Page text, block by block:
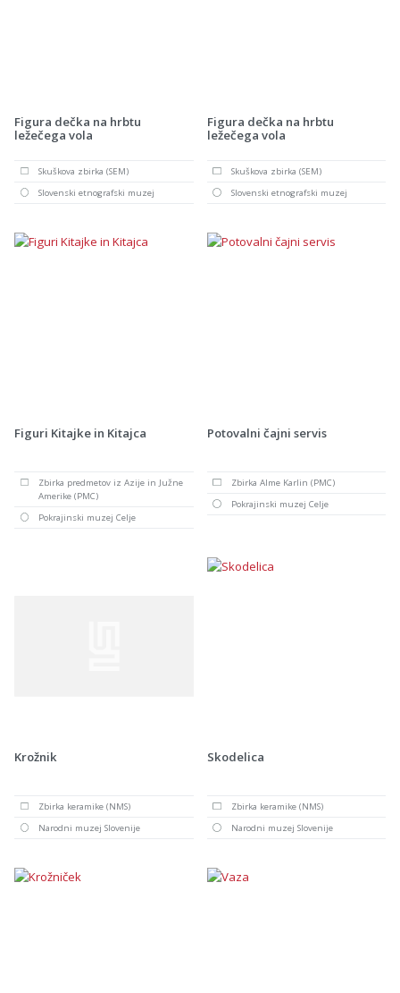
Figura dečka na hrbtu
ležečega vola
Skuškova zbirka (SEM)
Slovenski etnografski muzej
Figura dečka na hrbtu
ležečega vola
Skuškova zbirka (SEM)
Slovenski etnografski muzej
Figuri Kitajke in Kitajca
Zbirka predmetov iz Azije in Južne
Amerike (PMC)
Pokrajinski muzej Celje
Potovalni čajni servis
Zbirka Alme Karlin (PMC)
Pokrajinski muzej Celje
Krožnik
Zbirka keramike (NMS)
Narodni muzej Slovenije
Skodelica
Zbirka keramike (NMS)
Narodni muzej Slovenije